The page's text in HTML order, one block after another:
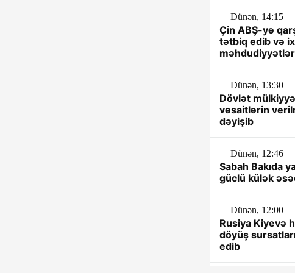
Dünən, 14:15
Çin ABŞ-yə
tətbiq edib və
Dünən, 13:30
Dövlət
vəsaitlərin
dəyişib
Dünən, 12:46
Sabah Bakıda
güclü külək
Dünən, 12:00
Rusiya Kiyevə
döyüş
edib